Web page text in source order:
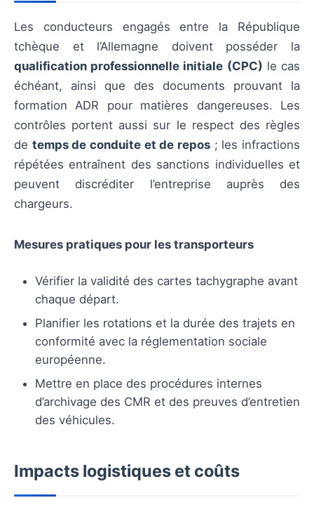
Les conducteurs engagés entre la République
tchèque et l’Allemagne doivent posséder la
qualification professionnelle initiale (CPC) le cas
échéant, ainsi que des documents prouvant la
formation ADR pour matières dangereuses. Les
contrôles portent aussi sur le respect des règles
de temps de conduite et de repos ; les infractions
répétées entraînent des sanctions individuelles et
peuvent discréditer l’entreprise auprès des
chargeurs.
Mesures pratiques pour les transporteurs
Vérifier la validité des cartes tachygraphe avant
chaque départ.
Planifier les rotations et la durée des trajets en
conformité avec la réglementation sociale
européenne.
Mettre en place des procédures internes
d’archivage des CMR et des preuves d’entretien
des véhicules.
Impacts logistiques et coûts